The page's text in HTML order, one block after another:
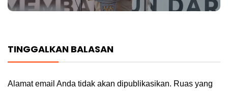
TINGGALKAN BALASAN
Alamat email Anda tidak akan dipublikasikan. Ruas yang